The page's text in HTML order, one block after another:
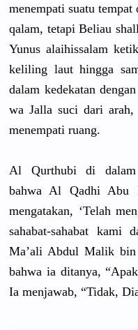
menempati suatu
qalam, tetapi Beliau
Yunus alaihissalam
keliling laut hingga
dalam kedekatan
wa Jalla suci dari
menempati ruang.
Al Qurthubi di
bahwa Al Qadhi Abu
mengatakan, ‘Telah
sahabat-sahabat kami
Ma’ali Abdul Malik
bahwa ia ditanya,
Ia menjawab, “Tidak,